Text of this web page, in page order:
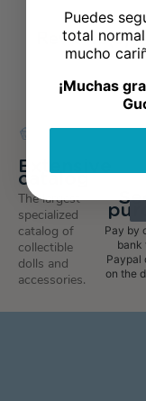
Reviews(0)
Extensive
catalog
The largest
specialized
catalog of
collectible
dolls and
accessories.
Pay by
bank
Paypal
on the
Puedes
total
mucho
¡Muchas